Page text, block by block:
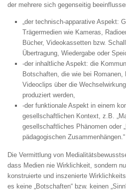
der mehrere sich gegenseitig
„der technisch-apparative Aspekt:
Trägermedien wie Kameras,
Bücher, Videokassetten bzw.
Übertragung, Wiedergabe oder
-der inhaltliche Aspekt: die
Botschaften, die wie bei Romanen,
Videoclips über die
produziert werden,
-der funktionale Aspekt in einem
gesellschaftlichen Kontext, z.B.
gesellschaftliches Phänomen oder
pädagogischen Zusammenhängen.“
Die Vermittlung von
dass Medien nie Wirklichkeit, sondern
konstruierte und inszenierte
es keine „Botschaften“ bzw. keinen